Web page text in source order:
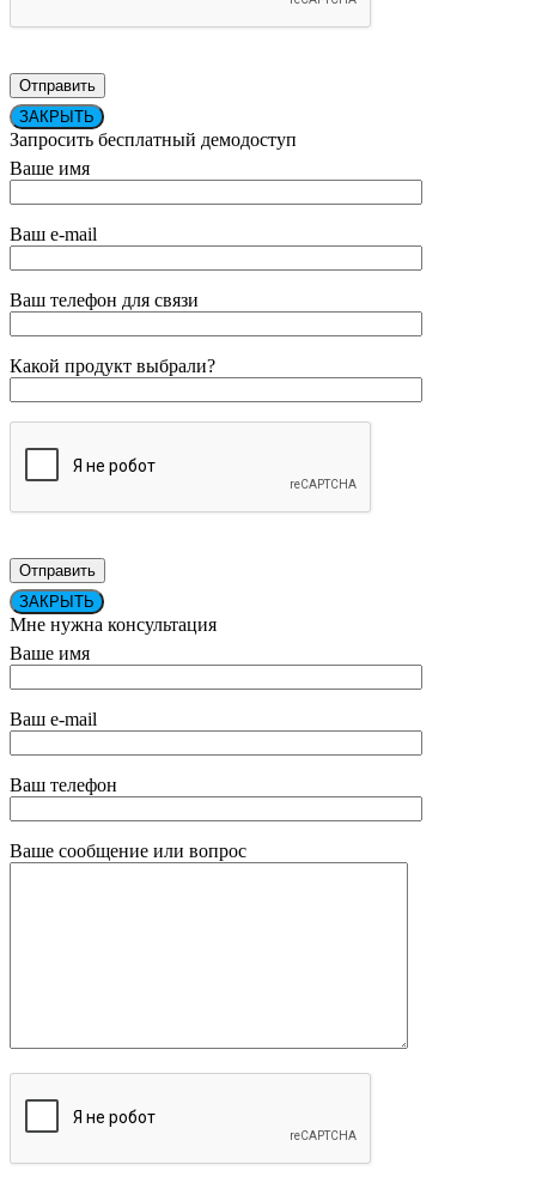
ЗАКРЫТЬ
Запросить бесплатный демодоступ
Ваше имя
Ваш e-mail
Ваш телефон для связи
Какой продукт выбрали?
ЗАКРЫТЬ
Мне нужна консультация
Ваше имя
Ваш e-mail
Ваш телефон
Ваше сообщение или вопрос